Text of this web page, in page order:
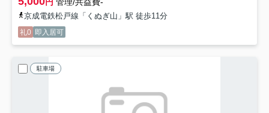
京成電鉄松戸線「くぬぎ山」駅 徒歩11分
礼0 即入居可
駐車場